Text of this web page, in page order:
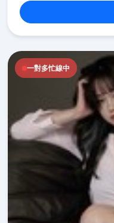
一對多忙線中